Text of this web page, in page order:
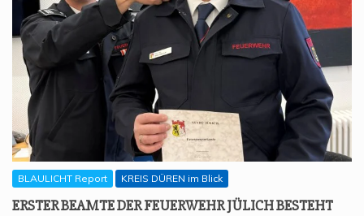
BLAULICHT Report KREIS DÜREN im Blick
ERS­TER BEAM­TE DER FEU­ER­WEHR JÜLICH BESTEHT